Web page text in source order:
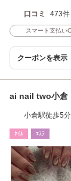
口コミ 473件
スマート支払い
クーポンを表示
ai nail two小倉
小倉駅徒歩5
ﾈｲﾙ ｴｽﾃ